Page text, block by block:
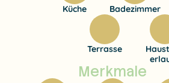
Küche Badezimmer
Terrasse
Merkmale